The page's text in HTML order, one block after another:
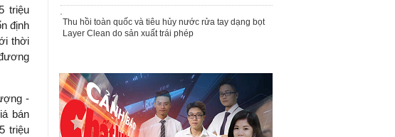
triệu
định
thời
-
bán
triệu
Thu hồi toàn quốc và tiêu hủy nước rửa tay dạng bọt
Layer Clean do sản xuất trái phép